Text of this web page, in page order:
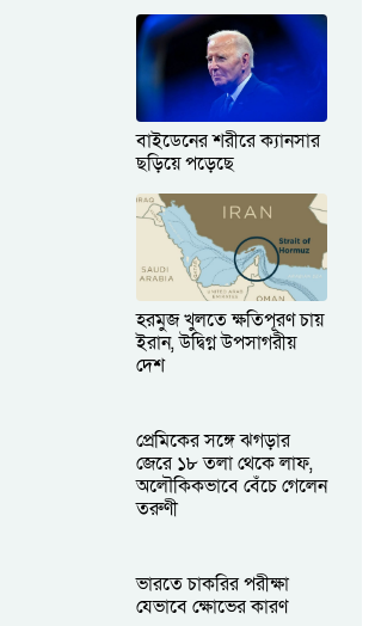
বাইডেনের শরীরে ক্যানসার
ছড়িয়ে পড়েছে
হরমুজ খুলতে ক্ষতিপূরণ চায়
ইরান, উদ্বিগ্ন উপসাগরীয়
দেশ
প্রেমিকের সঙ্গে ঝগড়ার
জেরে ১৮ তলা থেকে লাফ,
অলৌকিকভাবে বেঁচে গেলেন
তরুণী
ভারতে চাকরির পরীক্ষা
যেভাবে ক্ষোভের কারণ